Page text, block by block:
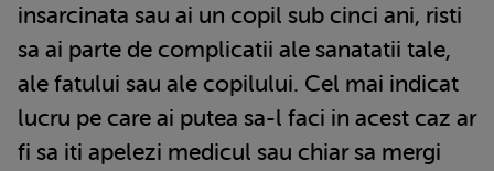
insarcinata sau ai un copil sub cinci ani, risti
sa ai parte de complicatii ale sanatatii tale,
ale fatului sau ale copilului. Cel mai indicat
lucru pe care ai putea sa-l faci in acest caz ar
fi sa iti apelezi medicul sau chiar sa mergi